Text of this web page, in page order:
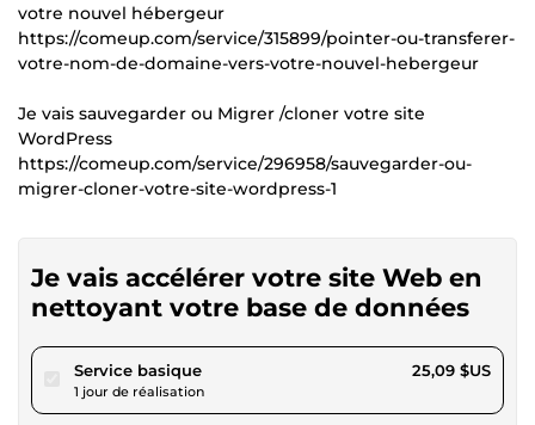
votre nouvel hébergeur
https://comeup.com/service/315899/pointer-ou-transferer-
votre-nom-de-domaine-vers-votre-nouvel-hebergeur
Je vais sauvegarder ou Migrer /cloner votre site
WordPress
https://comeup.com/service/296958/sauvegarder-ou-
migrer-cloner-votre-site-wordpress-1
Je vais accélérer votre site Web en
nettoyant votre base de données
Service basiquepour 23,12 $US
1 jour de réalisation
25,09 $US